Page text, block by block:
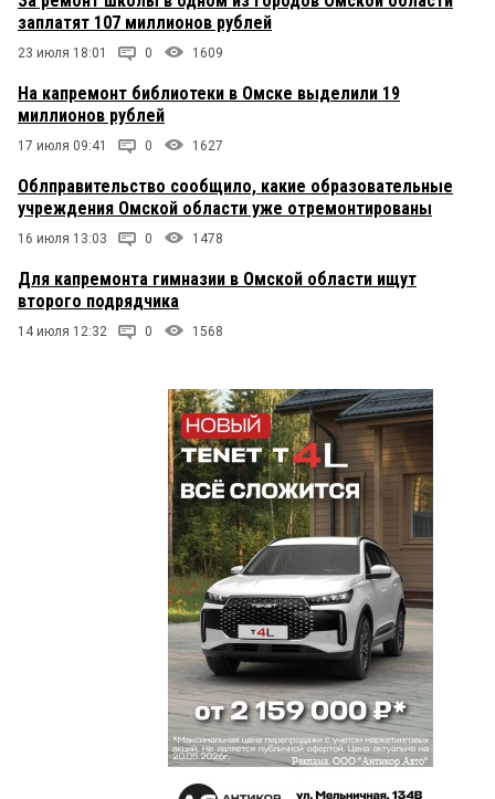
заплатят 107 миллионов рублей
23 июля 18:01 0 1609
На капремонт библиотеки в Омске выделили 19
миллионов рублей
17 июля 09:41 0 1627
Облправительство сообщило, какие образовательные
учреждения Омской области уже отремонтированы
16 июля 13:03 0 1478
Для капремонта гимназии в Омской области ищут
второго подрядчика
14 июля 12:32 0 1568